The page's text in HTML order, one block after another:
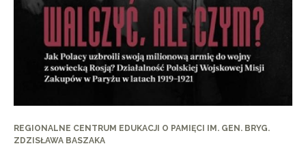
REGIONALNE CENTRUM EDUKACJI O PAMIĘCI IM. GEN. BRYG.
ZDZISŁAWA BASZAKA